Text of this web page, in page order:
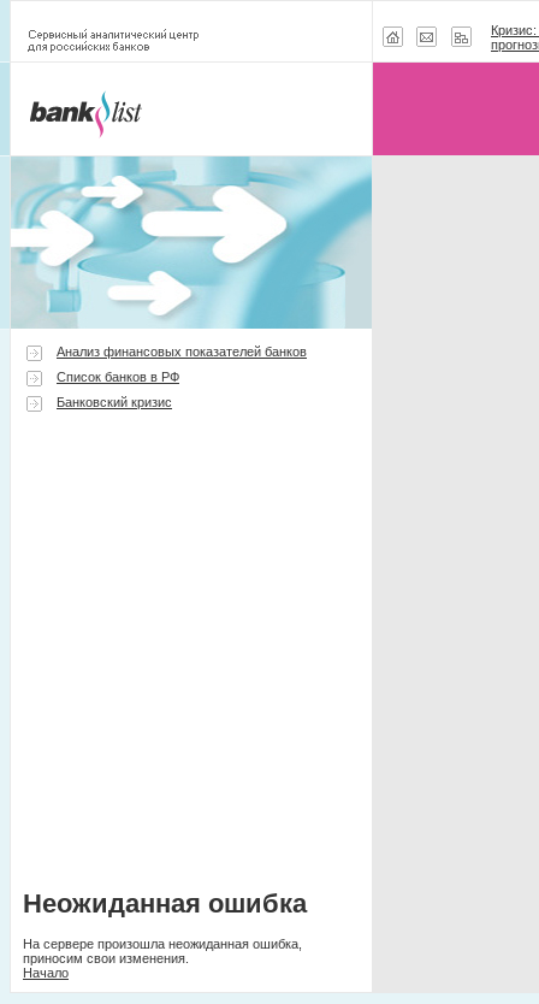
Анализ финансовых показателей банков
Список банков в РФ
Банковский кризис
Неожиданная ошибка
На сервере произошла неожиданная ошибка,
приносим свои изменения.
Начало